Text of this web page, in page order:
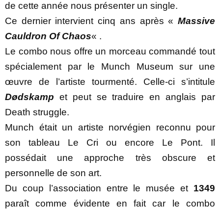
de cette année nous présenter un single.
Ce dernier intervient cinq ans après « Massive
Cauldron Of Chaos« .
Le combo nous offre un morceau commandé tout
spécialement par le Munch Museum sur une
œuvre de l’artiste tourmenté. Celle-ci s’intitule
Dødskamp et peut se traduire en anglais par
Death struggle.
Munch était un artiste norvégien reconnu pour
son tableau Le Cri ou encore Le Pont. Il
possédait une approche très obscure et
personnelle de son art.
Du coup l’association entre le musée et 1349
paraît comme évidente en fait car le combo